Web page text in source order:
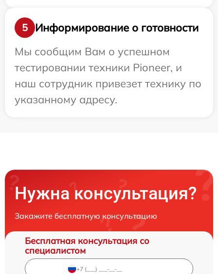
5
Информирование о готовности
Мы сообщим Вам о успешном
тестировании техники Pioneer, и
наш сотрудник привезет технику по
указанному адресу.
Нужна консультация?
Закажите бесплатную консультацию
Бесплатная консультация со
специалистом